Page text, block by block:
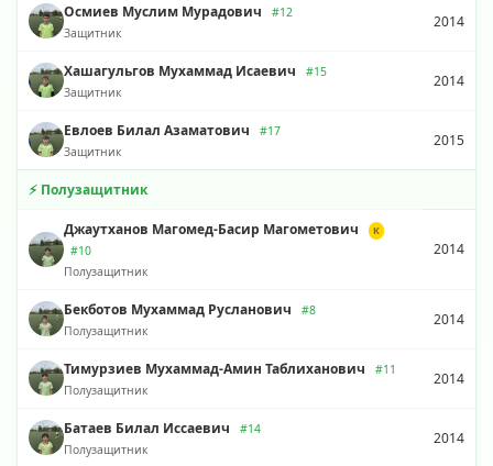
Осмиев Муслим Мурадович
#12
Защитник
2014
Хашагульгов Мухаммад Исаевич
#15
Защитник
2014
Евлоев Билал Азаматович
#17
Защитник
2015
⚡ Полузащитник
Джаутханов Магомед-Басир Магометович К
#10
Полузащитник
2014
Бекботов Мухаммад Русланович
#8
Полузащитник
2014
Тимурзиев Мухаммад-Амин Таблиханович
#11
Полузащитник
2014
Батаев Билал Иссаевич
#14
Полузащитник
2014